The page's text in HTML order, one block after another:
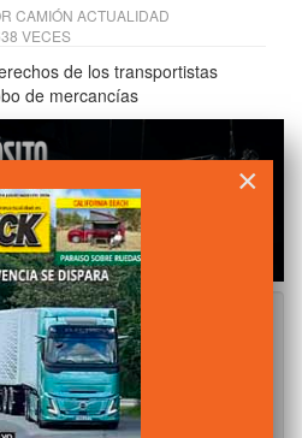
CAMIÓN ACTUALIDAD
VECES
de los transportistas
de mercancías
×